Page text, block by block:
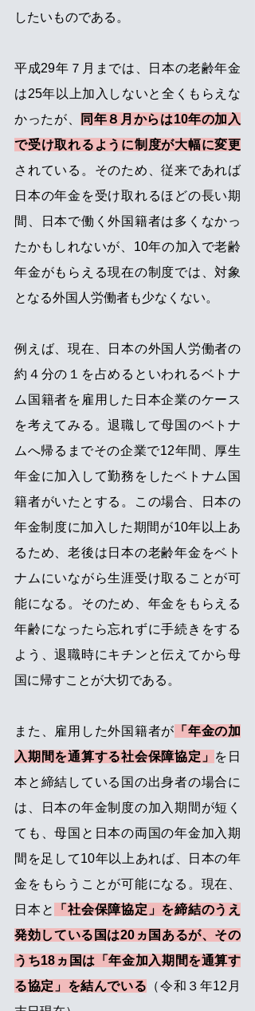
したいものである。
平成29年７月までは、日本の老齢年金
は25年以上加入しないと全くもらえな
かったが、
同年８月からは10年の加入
で受け取れるように制度が大幅に変更
されている。そのため、従来であれば
日本の年金を受け取れるほどの長い期
間、日本で働く外国籍者は多くなかっ
たかもしれないが、10年の加入で老齢
年金がもらえる現在の制度では、対象
となる外国人労働者も少なくない。
例えば、現在、日本の外国人労働者の
約４分の１を占めるといわれるベトナ
ム国籍者を雇用した日本企業のケース
を考えてみる。退職して母国のベトナ
ムへ帰るまでその企業で12年間、厚生
年金に加入して勤務をしたベトナム 国
籍者がいたとする。この場合、日本の
年金制度に加入した期間が10年以上あ
るため、老後は日本の老齢年金をベト
ナムにいながら生涯受け取ることが可
能になる。そのため、年金をもらえる
年齢になったら忘れずに手続きをする
よう、退職時にキチンと伝えてから母
国に帰すことが大切である。
また、雇用した外国籍者が 「年金の加
入期間を通算する社会保障協定」 を日
本と締結している国の出身者の場合に
は、日本の年金制度の加入期間が短く
ても、母国と日本の両国の年金加入期
間を足して10年以上あれば、日本の年
金をもらうことが可能になる。現在、
日本と
「社会保障協定」を締結のうえ
発効している国は20ヵ国あるが、その
うち18ヵ国は「年金加入期間を通算す
る協定」を結んでいる （令和３年12月